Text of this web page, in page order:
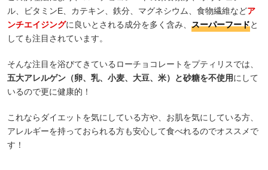
ル、ビタミンE、カテキン、鉄分、マグネシウム、食物繊維などア
ンチエイジングに良いとされる成分を多く含み、 スーパーフードと
しても注目されています。
そんな注目を浴びてきているローチョコレートをプティリスでは、
五大アレルゲン（卵、乳、小麦、大豆、米）と砂糖を不使用にして
いるので更に健康的！
これならダイエットを気にしている方や、お肌を気にしている方、
アレルギーを持っておられる方も安心して食べれるのでオススメで
す！